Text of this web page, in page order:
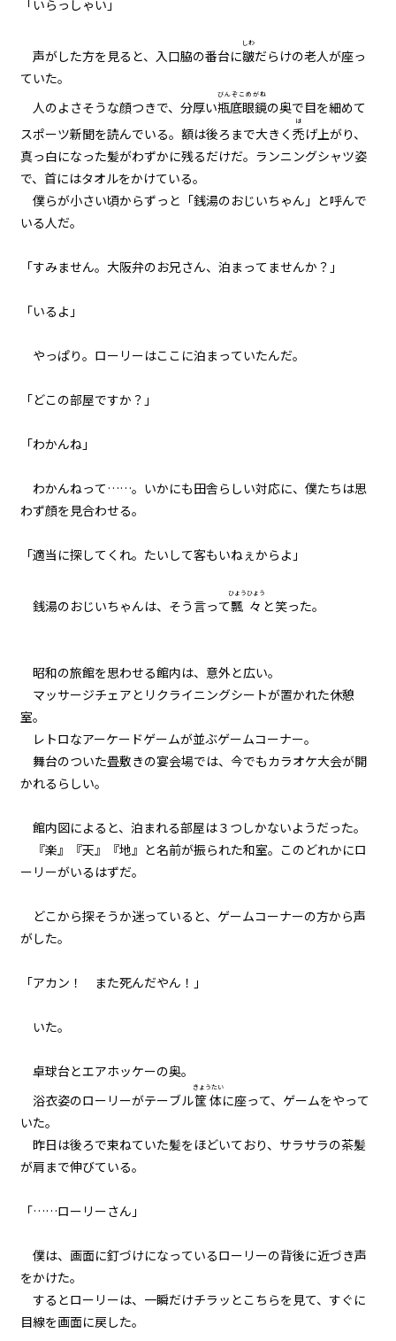
015
延長
017
健康ランドにて
戎橋路暖
異聞：黒猫の名前
025
026
027
下見と本番
才能
８月７日：本番
031
８月７日：援軍
034
「いらっしゃい」
声がした方を見ると、入口脇の番台に皺
しわ
だらけの老人が座っ
ていた。
人のよさそうな顔つきで、分厚い瓶底眼鏡
びんぞこめがね
の奥で目を細めて
スポーツ新聞を読んでいる。額は後ろまで大きく 禿
は
げ上がり、
真っ白になった髪がわずかに残るだけだ。ランニングシャツ姿
で、首にはタオルをかけている。
僕らが小さい頃からずっと「銭湯のおじいちゃん」と呼んで
いる人だ。
「すみません。大阪弁のお兄さん、泊まってませんか？」
「いるよ」
やっぱり。ローリーはここに泊まっていたんだ。
「どこの部屋ですか？」
「わかんね」
わかんねって……。いかにも田舎らしい対応に、僕たちは思
わず顔を見合わせる。
「適当に探してくれ。たいして客もいねぇからよ」
銭湯のおじいちゃんは、そう言って飄々
ひょうひょう
と笑った。
昭和の旅館を思わせる館内は、意外と広い。
マッサージチェアとリクライニングシートが置かれた休憩
室。
レトロなアーケードゲームが並ぶゲームコーナー。
舞台のついた畳敷きの宴会場では、今でもカラオケ大会が開
かれるらしい。
館内図によると、泊まれる部屋は３つしかないようだった。
『楽』『天』『地』と名前が振られた和室。このどれかにロ
ーリーがいるはずだ。
どこから探そうか迷っていると、ゲームコーナーの方から声
がした。
「アカン！ また死んだやん！」
――いた。
卓球台とエアホッケーの奥。
浴衣姿のローリーがテーブル筐体
きょうたい
に座って、ゲームをやって
いた。
昨日は後ろで束ねていた髪をほどいており、サラサラの茶髪
が肩まで伸びている。
「……ローリーさん」
僕は、画面に釘づけになっているローリーの背後に近づき声
をかけた。
するとローリーは、一瞬だけチラッとこちらを見て、すぐに
目線を画面に戻した。